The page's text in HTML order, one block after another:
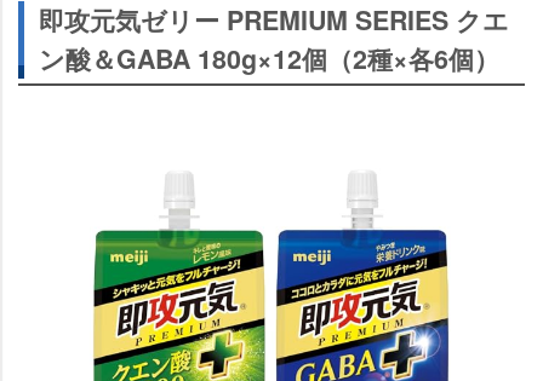
即攻元気ゼリー PREMIUM SERIES クエ
ン酸＆GABA 180g×12個（2種×各6個）